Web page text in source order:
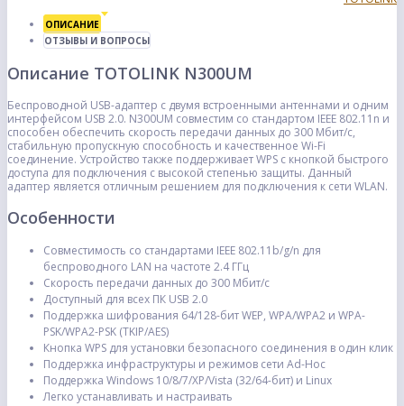
ОПИСАНИЕ
ОТЗЫВЫ И ВОПРОСЫ
Описание TOTOLINK N300UM
Беспроводной USB-адаптер с двумя встроенными антеннами и одним
интерфейсом USB 2.0. N300UM совместим со стандартом IEEE 802.11n и
способен обеспечить скорость передачи данных до 300 Мбит/с,
стабильную пропускную способность и качественное Wi-Fi
соединение. Устройство также поддерживает WPS с кнопкой быстрого
доступа для подключения с высокой степенью защиты. Данный
адаптер является отличным решением для подключения к сети WLAN.
Особенности
Совместимость со стандартами IEEE 802.11b/g/n для
беспроводного LAN на частоте 2.4 ГГц
Скорость передачи данных до 300 Мбит/с
Доступный для всех ПК USB 2.0
Поддержка шифрования 64/128-бит WEP, WPA/WPA2 и WPA-
PSK/WPA2-PSK (TKIP/AES)
Кнопка WPS для установки безопасного соединения в один клик
Поддержка инфраструктуры и режимов сети Ad-Hoc
Поддержка Windows 10/8/7/XP/Vista (32/64-бит) и Linux
Легко устанавливать и настраивать